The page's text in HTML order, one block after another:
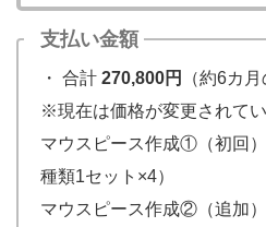
支払い金額
・ 合計 270,800円
（約6カ
※現在は価格が変更されて
マウスピース作成①（初回
種類1セット×4）
マウスピース作成②（追加